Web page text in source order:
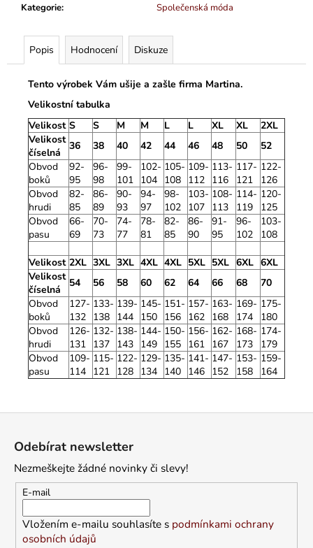
Kategorie: Společenská móda
Popis Hodnocení Diskuze
Tento výrobek Vám ušije a zašle firma Martina.
Velikostní tabulka
Velikost S S M M L L XL XL
2XL
Velikost
číselná
36 38 40 42 44 46 48 50
52
Obvod
boků
92-
95
96-
98
99-
101
102-
104
105-
108
109-
112
113-
116
117-
121
122-
126
Obvod
hrudi
82-
85
86-
89
90-
93
94-
97
98-
102
103-
107
108-
113
114-
119
120-
125
Obvod
pasu
66-
69
70-
73
74-
77
78-
81
82-
85
86-
90
91-
95
96-
102
103-
108
Velikost 2XL 3XL 3XL 4XL 4XL 5XL 5XL 6XL 6XL
Velikost
číselná
54 56 58 60 62 64 66 68
70
Obvod
boků
127-
132
133-
138
139-
144
145-
150
151-
156
157-
162
163-
168
169-
174
175-
180
Obvod
hrudi
126-
131
132-
137
138-
143
144-
149
150-
155
156-
161
162-
167
168-
173
174-
179
Obvod
pasu
109-
114
115-
121
122-
128
129-
134
135-
140
141-
146
147-
152
153-
158
159-
164
Odebírat newsletter
Nezmeškejte žádné novinky či slevy!
E-mail
Vložením e-mailu souhlasíte s podmínkami ochrany
osobních údajů